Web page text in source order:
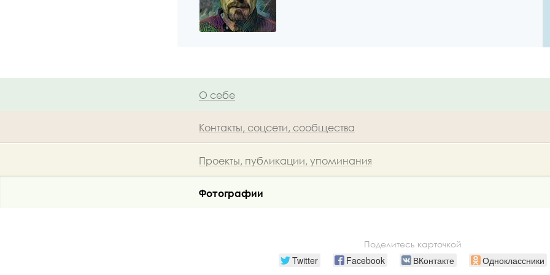
О себе
Контакты, соцсети, сообщества
Проекты, публикации, упоминания
Фотографии
Поделитесь карточкой
Twitter Facebook ВКонтакте Одноклассники